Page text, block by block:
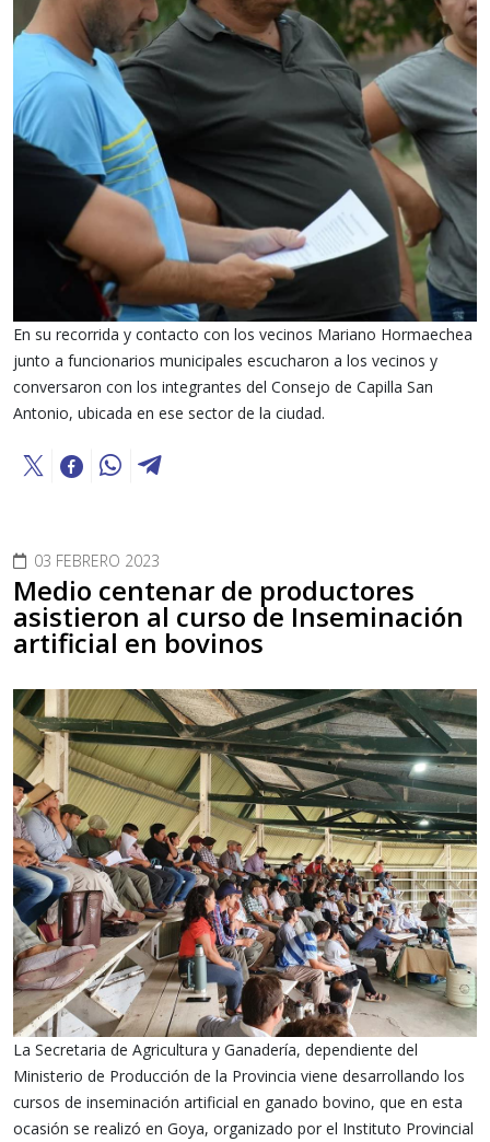
En su recorrida y contacto con los vecinos Mariano Hormaechea
junto a funcionarios municipales escucharon a los vecinos y
conversaron con los integrantes del Consejo de Capilla San
Antonio, ubicada en ese sector de la ciudad.
03 FEBRERO 2023
Medio centenar de productores
asistieron al curso de Inseminación
artificial en bovinos
La Secretaria de Agricultura y Ganadería, dependiente del
Ministerio de Producción de la Provincia viene desarrollando los
cursos de inseminación artificial en ganado bovino, que en esta
ocasión se realizó en Goya, organizado por el Instituto Provincial